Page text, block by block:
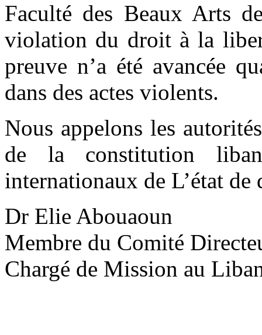
Faculté des Beaux Arts
violation du droit à la
preuve n’a été avancée
dans des actes violents.
Nous appelons les
de la constitution
internationaux de L’état de
Dr Elie Abouaoun
Membre du Comité
Chargé de Mission au